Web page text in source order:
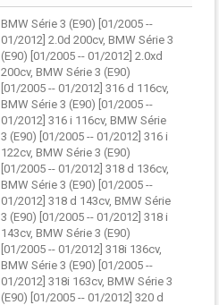
BMW Série 3 (E90) [01/2005 --
01/2012] 2.0d 200cv, BMW Série 3
(E90) [01/2005 -- 01/2012] 2.0xd
200cv, BMW Série 3 (E90)
[01/2005 -- 01/2012] 316 d 116cv,
BMW Série 3 (E90) [01/2005 --
01/2012] 316 i 116cv, BMW Série
3 (E90) [01/2005 -- 01/2012] 316 i
122cv, BMW Série 3 (E90)
[01/2005 -- 01/2012] 318 d 136cv,
BMW Série 3 (E90) [01/2005 --
01/2012] 318 d 143cv, BMW Série
3 (E90) [01/2005 -- 01/2012] 318 i
143cv, BMW Série 3 (E90)
[01/2005 -- 01/2012] 318i 136cv,
BMW Série 3 (E90) [01/2005 --
01/2012] 318i 163cv, BMW Série 3
(E90) [01/2005 -- 01/2012] 320 d